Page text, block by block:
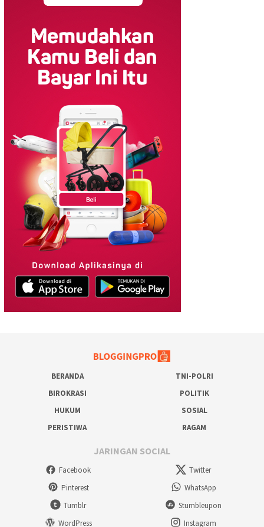
BERANDA
TNI-POLRI
BIROKRASI
POLITIK
HUKUM
SOSIAL
PERISTIWA
RAGAM
JARINGAN SOCIAL
Facebook
Twitter
Pinterest
WhatsApp
Tumblr
Stumbleupon
WordPress
Instagram